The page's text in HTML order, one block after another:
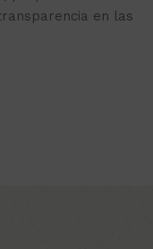
en las